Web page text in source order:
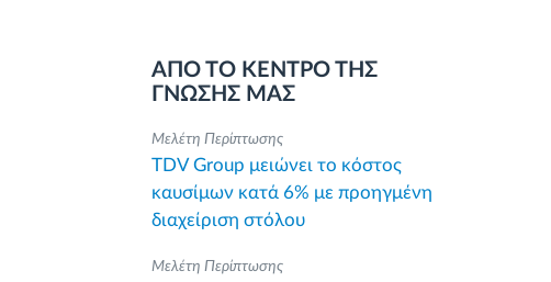
ΑΠΟ ΤΟ ΚΕΝΤΡΟ ΤΗΣ
ΓΝΩΣΗΣ ΜΑΣ
Μελέτη Περίπτωσης
TDV Group μειώνει το κόστος
καυσίμων κατά 6% με προηγμένη
διαχείριση στόλου
Μελέτη Περίπτωσης